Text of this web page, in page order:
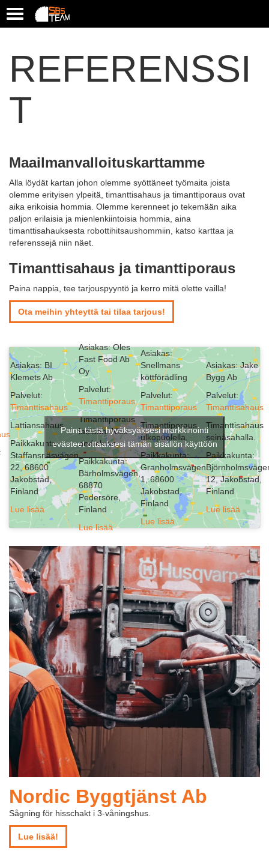
T
l
e
a
t
i
o
n
REFERENSSI
T
Maailmanvalloituskarttamme
Alla löydät kartan johon olemme syöttäneet työmaita joista
olemme erityisen ylpeitä, timanttisahaus ja timanttiporaus ovat
aika erikoisia hommia. Olemme kerenneet jo tekemään aika
paljon erilaisia ja mienlenkiintoisia hommia, aina
timanttisahauksesta robottihitsaushommiin, katso karttaa ja
referenssejä niin näet.
Timanttisahaus ja timanttiporaus
Paina nappia, tee tarjouspyyntö ja kerro mitä olette vailla!
Ota meihin yhteyttä tai tilaa tarjous!
Asiakas: BI
Klemets Ab
Palvelut:
Timanttisahaus
Lattiansahaus.
Paikkakunta:
Staffansnäsvägen
22, 68600
Jakobstad,
Finland
Lue lisää
Asiakas: Oles
Fast Food Ab
Oy
Palvelut:
Timanttiporaus
Timanttiporaus
lattiaan. Nice
and clean.
Paikkakunta:
Bärholmsvägen,
68870
Pedersöre,
Finland
Lue lisää
Asiakas:
Snellmans
köttförädling
Palvelut:
Timanttiporaus
Timanttiporaus
ulkopuolella.
Paikkakunta:
Granholmsvägen
1, 68600
Jakobstad,
Finland
Lue lisää
Asiakas: Jake
Bygg Ab
Palvelut:
Timanttisahaus
Timanttisahaus
seinäsahalla.
Paikkakunta:
12, Jakobstad,
Finland
Lue lisää
Paina tästä hyväksyäksesi markkinointi
evästeet ottaaksesi tämän sisällön käyttöön
Nordic Byggtjänst Ab
Sågning för hisschakt i 3-våningshus.
Lue lisää!